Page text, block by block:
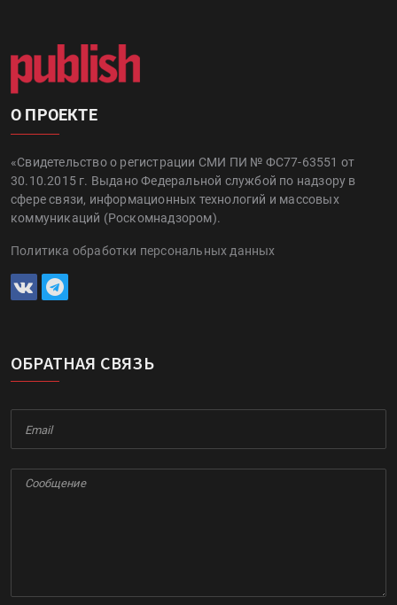
О ПРОЕКТЕ
«Свидетельство о регистрации СМИ ПИ № ФС77-63551 от
30.10.2015 г. Выдано Федеральной службой по надзору в
сфере связи, информационных технологий и массовых
коммуникаций (Роскомнадзором).
Политика обработки персональных данных
ОБРАТНАЯ СВЯЗЬ